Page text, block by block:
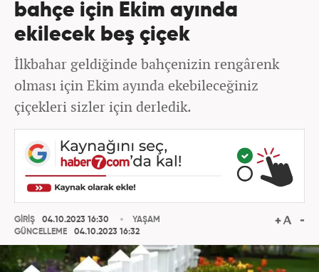
bahçe için Ekim ayında
ekilecek beş çiçek
İlkbahar geldiğinde bahçenizin rengârenk
olması için Ekim ayında ekebileceğiniz
çiçekleri sizler için derledik.
GİRİŞ
04.10.2023 16:30
GÜNCELLEME
04.10.2023 16:32
YAŞAM